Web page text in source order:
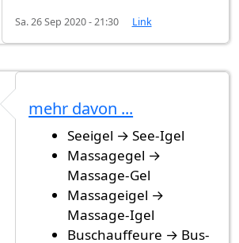
Sa. 26 Sep 2020 - 21:30 Link
Schwierige KompositavonGast
mehr davon ...
Seeigel → See-Igel
Massagegel →
Massage-Gel
Massageigel →
Massage-Igel
Buschauffeure → Bus-